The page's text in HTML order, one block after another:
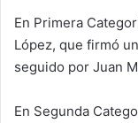
En Primera
López, que firmó
seguido por Juan
En Segunda